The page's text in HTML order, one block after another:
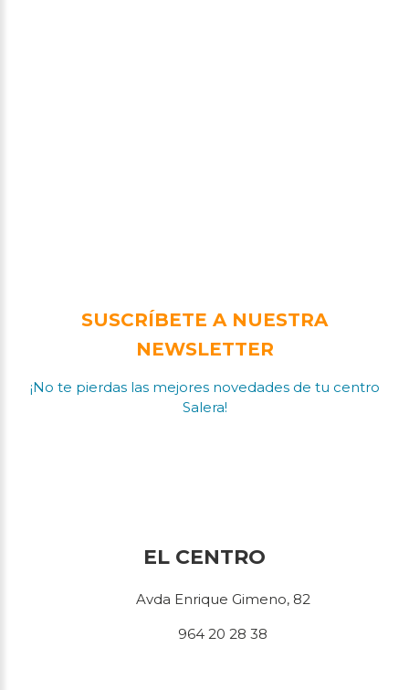
SUSCRÍBETE A NUESTRA
NEWSLETTER
¡No te pierdas las mejores novedades de tu centro
Salera!
EL CENTRO
Avda Enrique Gimeno, 82
964 20 28 38